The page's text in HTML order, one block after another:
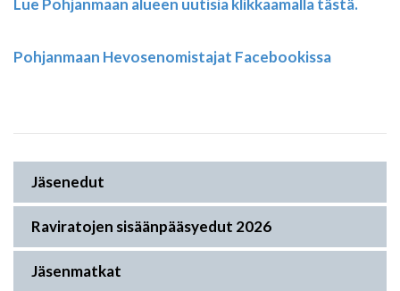
Lue Pohjanmaan alueen uutisia klikkaamalla tästä.
Pohjanmaan Hevosenomistajat Facebookissa
Jäsenedut
Raviratojen sisäänpääsyedut 2026
Jäsenmatkat